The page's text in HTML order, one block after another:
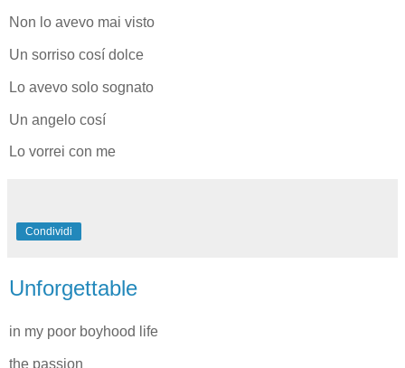
Non lo avevo mai visto
Un sorriso cosí dolce
Lo avevo solo sognato
Un angelo cosí
Lo vorrei con me
Condividi
Unforgettable
in my poor boyhood life
the passion